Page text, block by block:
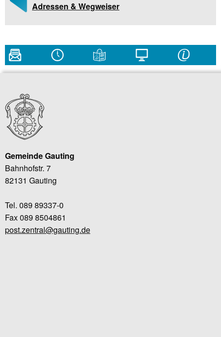
Adressen & Wegweiser
Gemeinde Gauting
Bahnhofstr. 7
82131 Gauting
Tel. 089 89337-0
Fax 089 8504861
post.zentral@gauting.de